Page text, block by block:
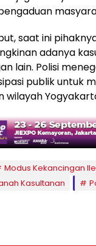
saat ini
adanya
lain. Polisi
publik untuk
wilayah
Modus Kekancingan
Kasultanan